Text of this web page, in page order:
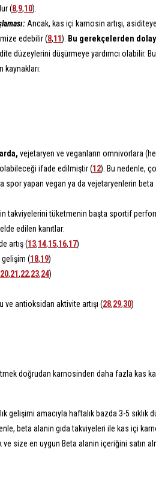
(8,9,10).
Ancak, kas içi karnosin artışı,
edebilir (8,11). Bu gerekçelerden
düzeylerini düşürmeye yardımcı olabilir.
kaynakları:
vejetaryen ve veganların omnivorlara
ifade edilmiştir (12). Bu nedenle,
spor yapan vegan ya da vejetaryenlerin
takviyelerini tüketmenin başta sportif
edilen kanıtlar:
artış (13,14,15,16,17)
gelişim (18,19)
20,21,22,23,24)
antioksidan aktivite artışı (28,29,30)
doğrudan karnosinden daha fazla kas
gelişimi amacıyla haftalık bazda 3-5
beta alanin gıda takviyeleri ile kas içi
size en uygun Beta alanin içeriğini satın